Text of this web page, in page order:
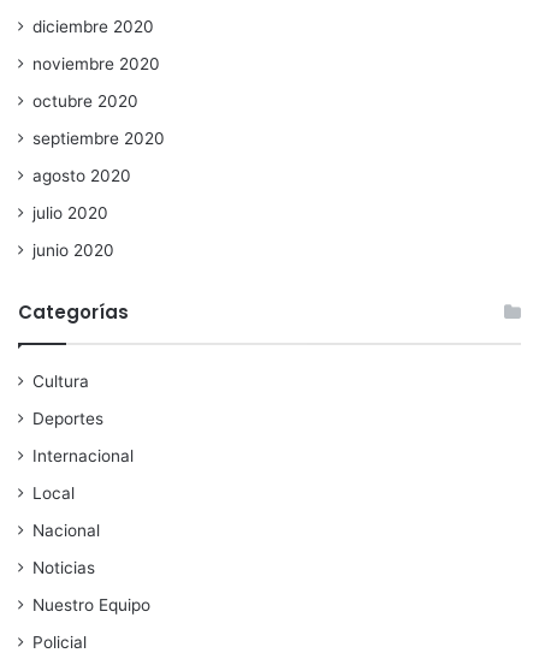
diciembre 2020
noviembre 2020
octubre 2020
septiembre 2020
agosto 2020
julio 2020
junio 2020
Categorías
Cultura
Deportes
Internacional
Local
Nacional
Noticias
Nuestro Equipo
Policial